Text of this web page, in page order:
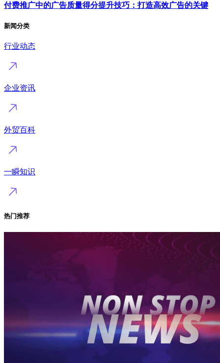
付费推广中的广告质量得分提升技巧：打造高效广告的关键
新闻分类
行业动态
企业资讯
外贸百科
一瞬知识
热门推荐